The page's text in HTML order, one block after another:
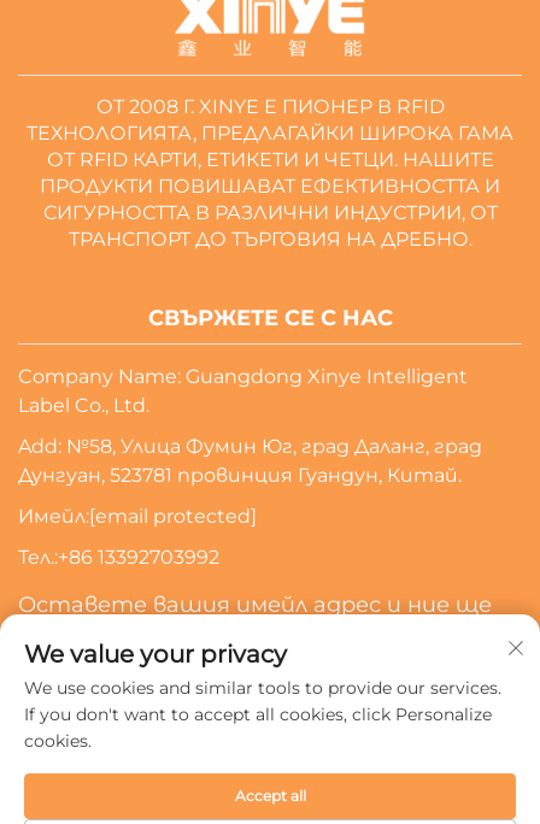
ОТ 2008 Г. XINYE Е ПИОНЕР В RFID
ТЕХНОЛОГИЯТА, ПРЕДЛАГАЙКИ ШИРОКА ГАМА
ОТ RFID КАРТИ, ЕТИКЕТИ И ЧЕТЦИ. НАШИТЕ
ПРОДУКТИ ПОВИШАВАТ ЕФЕКТИВНОСТТА И
СИГУРНОСТТА В РАЗЛИЧНИ ИНДУСТРИИ, ОТ
ТРАНСПОРТ ДО ТЪРГОВИЯ НА ДРЕБНО.
СВЪРЖЕТЕ СЕ С НАС
Company Name: Guangdong Xinye Intelligent
Label Co., Ltd.
Add: №58, Улица Фумин Юг, град Даланг, град
Дунгуан, 523781 провинция Гуандун, Китай.
Имейл:[email protected]
Тел.:+86 13392703992
Оставете вашия имейл адрес и ние ще
Абонирайте Се
Политика за поверителност
We value your privacy
We use cookies and similar tools to provide our services.
If you don't want to accept all cookies, click Personalize
cookies.
Accept all